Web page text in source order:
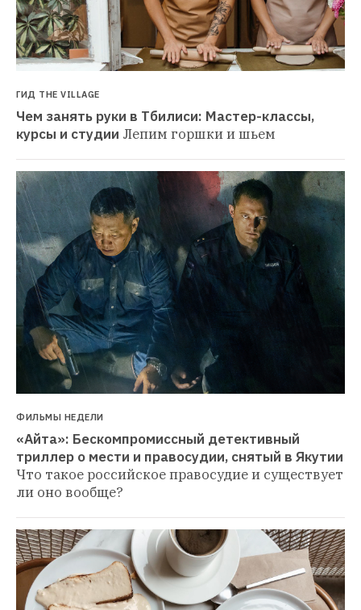
ГИД THE VILLAGE
Чем занять руки в Тбилиси: Мастер-классы,
курсы и студии Лепим горшки и шьем
ФИЛЬМЫ НЕДЕЛИ
«Айта»: Бескомпромиссный детективный
триллер о мести и правосудии, снятый в Якутии
Что такое российское правосудие и существует
ли оно вообще?